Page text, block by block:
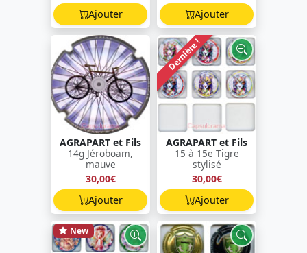
Ajouter
Ajouter
AGRAPART et Fils
14g Jéroboam,
mauve
30,00€
Ajouter
Dernière !
AGRAPART et Fils
15 à 15e Tigre
stylisé
30,00€
Ajouter
New